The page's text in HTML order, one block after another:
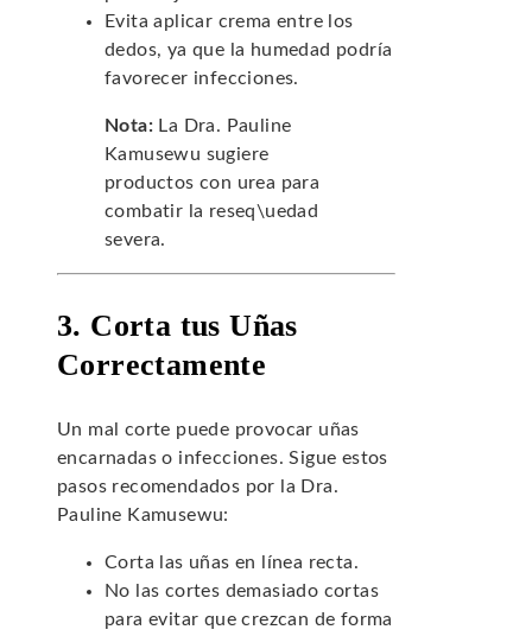
Evita aplicar crema entre los
dedos, ya que la humedad podría
favorecer infecciones.
Nota: La Dra. Pauline
Kamusewu sugiere
productos con urea para
combatir la reseq\uedad
severa.
3. Corta tus Uñas
Correctamente
Un mal corte puede provocar uñas
encarnadas o infecciones. Sigue estos
pasos recomendados por la Dra.
Pauline Kamusewu:
Corta las uñas en línea recta.
No las cortes demasiado cortas
para evitar que crezcan de forma